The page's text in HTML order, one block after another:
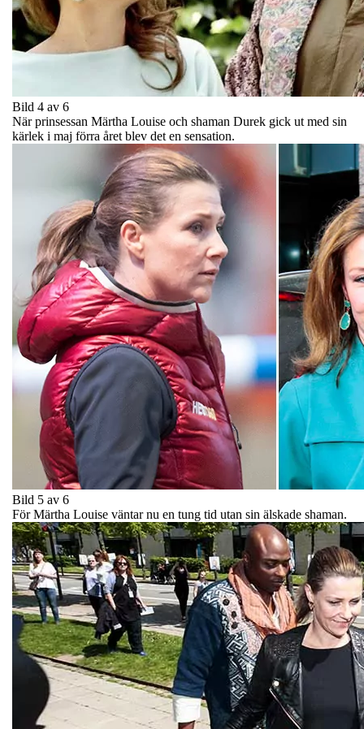
Bild 4 av 6
När prinsessan Märtha Louise och shaman Durek gick ut med sin
kärlek i maj förra året blev det en sensation.
Bild 5 av 6
För Märtha Louise väntar nu en tung tid utan sin älskade shaman.